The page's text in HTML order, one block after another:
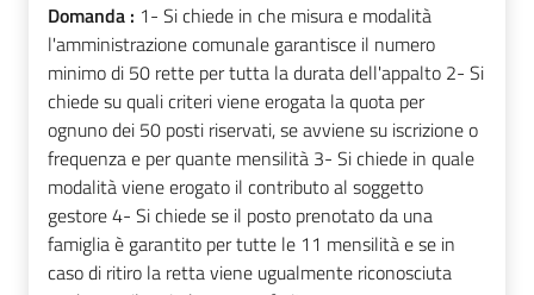
Domanda : 1- Si chiede in che misura e modalità
l'amministrazione comunale garantisce il numero
minimo di 50 rette per tutta la durata dell'appalto 2- Si
chiede su quali criteri viene erogata la quota per
ognuno dei 50 posti riservati, se avviene su iscrizione o
frequenza e per quante mensilità 3- Si chiede in quale
modalità viene erogato il contributo al soggetto
gestore 4- Si chiede se il posto prenotato da una
famiglia è garantito per tutte le 11 mensilità e se in
caso di ritiro la retta viene ugualmente riconosciuta